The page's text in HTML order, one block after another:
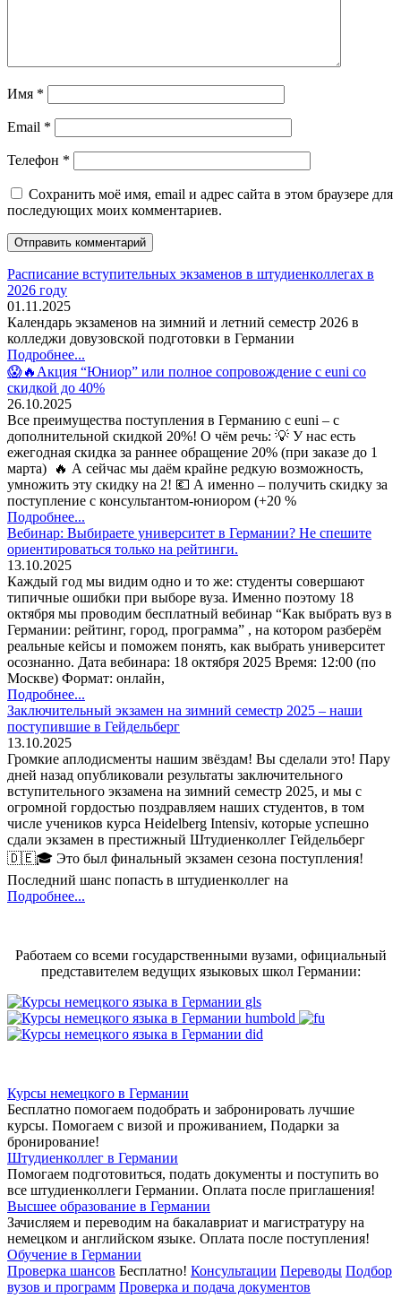
Имя *
Email *
Телефон *
Сохранить моё имя, email и адрес сайта в этом браузере для
последующих моих комментариев.
Расписание вступительных экзаменов в штудиенколлегах в
2026 году
01.11.2025
Календарь экзаменов на зимний и летний семестр 2026 в
колледжи довузовской подготовки в Германии
Подробнее...
😱🔥Акция “Юниор” или полное сопровождение с euni со
скидкой до 40%
26.10.2025
Все преимущества поступления в Германию с euni – с
дополнительной скидкой 20%! О чём речь: 💡 У нас есть
ежегодная скидка за раннее обращение 20% (при заказе до 1
марта) 🔥 А сейчас мы даём крайне редкую возможность,
умножить эту скидку на 2! 💶 А именно – получить скидку за
поступление с консультантом-юниором (+20 %
Подробнее...
Вебинар: Выбираете университет в Германии? Не спешите
ориентироваться только на рейтинги.
13.10.2025
Каждый год мы видим одно и то же: студенты совершают
типичные ошибки при выборе вуза. Именно поэтому 18
октября мы проводим бесплатный вебинар “Как выбрать вуз в
Германии: рейтинг, город, программа” , на котором разберём
реальные кейсы и поможем понять, как выбрать университет
осознанно. Дата вебинара: 18 октября 2025 Время: 12:00 (по
Москве) Формат: онлайн,
Подробнее...
Заключительный экзамен на зимний семестр 2025 – наши
поступившие в Гейдельберг
13.10.2025
Громкие аплодисменты нашим звёздам! Вы сделали это! Пару
дней назад опубликовали результаты заключительного
вступительного экзамена на зимний семестр 2025, и мы с
огромной гордостью поздравляем наших студентов, в том
числе учеников курса Heidelberg Intensiv, которые успешно
сдали экзамен в престижный Штудиенколлег Гейдельберг
🇩🇪🎓 Это был финальный экзамен сезона поступления!
Последний шанс попасть в штудиенколлег на
Подробнее...
Работаем со всеми государственными вузами, официальный
представителем ведущих языковых школ Германии:
Курсы немецкого в Германии
Бесплатно помогаем подобрать и забронировать лучшие
курсы. Помогаем с визой и проживанием, Подарки за
бронирование!
Штудиенколлег в Германии
Помогаем подготовиться, подать документы и поступить во
все штудиенколлеги Германии. Оплата после приглашения!
Высшее образование в Германии
Зачисляем и переводим на бакалавриат и магистратуру на
немецком и английском языке. Оплата после поступления!
Обучение в Германии
Проверка шансов Бесплатно! Консультации Переводы Подбор
вузов и программ Проверка и подача документов